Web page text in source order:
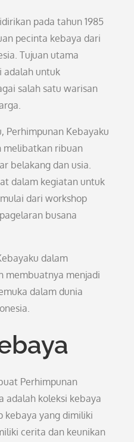
pada tahun 1985
pecinta kebaya dari
Tujuan utama
adalah untuk
salah satu warisan
Perhimpunan Kebayaku
melibatkan ribuan
belakang dan usia.
dalam kegiatan untuk
dari workshop
busana
dalam
membuatnya menjadi
dalam dunia
Perhimpunan
adalah koleksi kebaya
kebaya yang dimiliki
cerita dan keunikan